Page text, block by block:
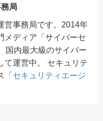
局
営事務局です。2014年
メディア「サイバーセ
国内最大級のサイバー
て運営中。 セキュリテ
「 セキュリティエージ